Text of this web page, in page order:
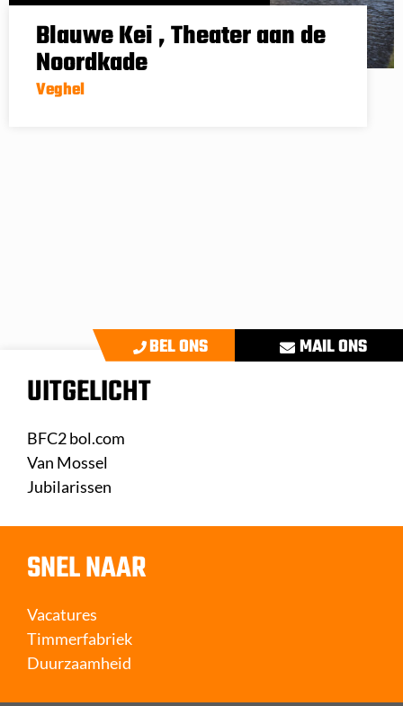
Blauwe Kei , Theater aan de
Noordkade
Veghel
BEL ONS MAIL ONS
UITGELICHT
BFC2 bol.com
Van Mossel
Jubilarissen
SNEL NAAR
Vacatures
Timmerfabriek
Duurzaamheid